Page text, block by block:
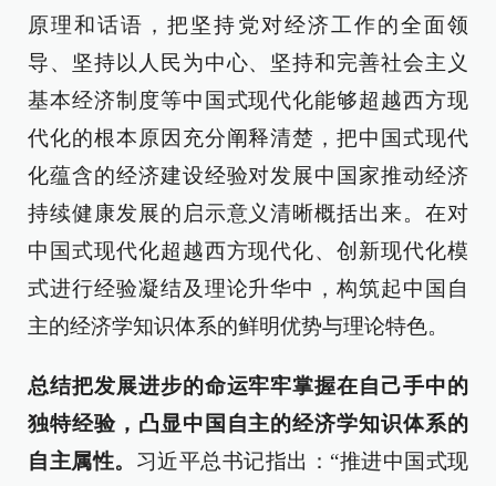
原理和话语，把坚持党对经济工作的全面领
导、坚持以人民为中心、坚持和完善社会主义
基本经济制度等中国式现代化能够超越西方现
代化的根本原因充分阐释清楚，把中国式现代
化蕴含的经济建设经验对发展中国家推动经济
持续健康发展的启示意义清晰概括出来。在对
中国式现代化超越西方现代化、创新现代化模
式进行经验凝结及理论升华中，构筑起中国自
主的经济学知识体系的鲜明优势与理论特色。
总结把发展进步的命运牢牢掌握在自己手中的
独特经验，凸显中国自主的经济学知识体系的
自主属性。 习近平总书记指出：“推进中国式现